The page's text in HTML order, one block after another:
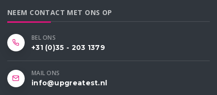
NEEM CONTACT MET ONS OP
BEL ONS
+31 (0)35 - 203 1379
MAIL ONS
info@upgreatest.nl